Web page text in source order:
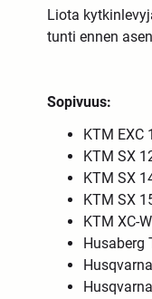
Liota
tunti ennen
Sopivuus:
KTM EXC
KTM SX
KTM SX
KTM SX
KTM XC-
Husaberg